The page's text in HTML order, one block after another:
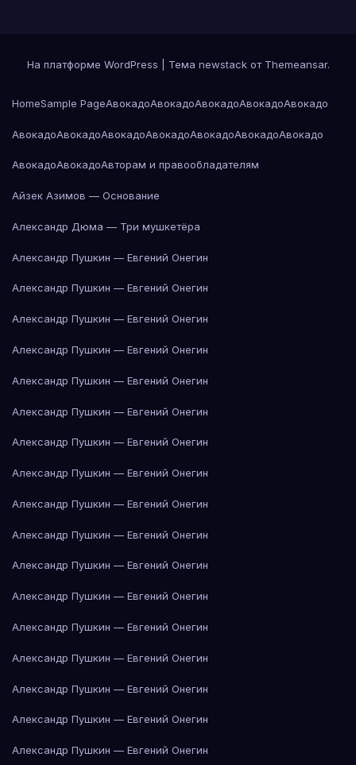
На платформе WordPress Тема newstack от Themeansar.
HomeSample PageАвокадоАвокадоАвокадоАвокадоАвокадо
АвокадоАвокадоАвокадоАвокадоАвокадоАвокадоАвокадо
АвокадоАвокадоАвторам и правообладателям
Айзек Азимов — Основание
Александр Дюма — Три мушкетёра
Александр Пушкин — Евгений Онегин
Александр Пушкин — Евгений Онегин
Александр Пушкин — Евгений Онегин
Александр Пушкин — Евгений Онегин
Александр Пушкин — Евгений Онегин
Александр Пушкин — Евгений Онегин
Александр Пушкин — Евгений Онегин
Александр Пушкин — Евгений Онегин
Александр Пушкин — Евгений Онегин
Александр Пушкин — Евгений Онегин
Александр Пушкин — Евгений Онегин
Александр Пушкин — Евгений Онегин
Александр Пушкин — Евгений Онегин
Александр Пушкин — Евгений Онегин
Александр Пушкин — Евгений Онегин
Александр Пушкин — Евгений Онегин
Александр Пушкин — Евгений Онегин